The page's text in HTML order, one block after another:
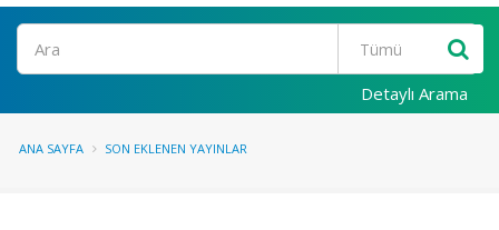
Ara
Detaylı Arama
ANA SAYFA SON EKLENEN YAYINLAR